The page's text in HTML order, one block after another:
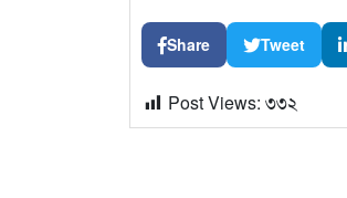
Share Tweet
Post Views: ৩৩২